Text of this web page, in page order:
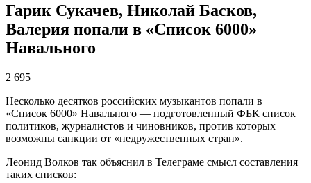
Гарик Сукачев, Николай Басков,
Валерия попали в «Список 6000»
Навального
2 695
Несколько десятков российских музыкантов попали в
«Список 6000» Навального — подготовленный ФБК список
политиков, журналистов и чиновников, против которых
возможны санкции от «недружественных стран».
Леонид Волков так объяснил в Телеграме смысл составления
таких списков: